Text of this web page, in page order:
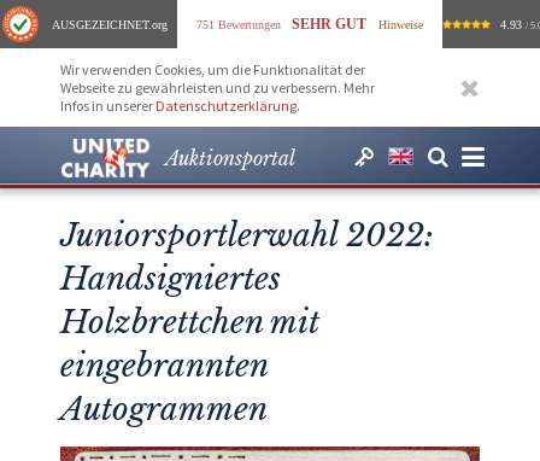
AUSGEZEICHNET.org 751 Bewertungen SEHR GUT Hinweise 4.93 /
Wir verwenden Cookies, um die Funktionalität der
Webseite zu gewährleisten und zu verbessern. Mehr
Infos in unserer Datenschutzerklärung.
Auktionsportal
Juniorsportlerwahl 2022:
Handsigniertes
Holzbrettchen mit
eingebrannten
Autogrammen